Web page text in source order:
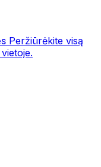
Peržiūrėkite visą